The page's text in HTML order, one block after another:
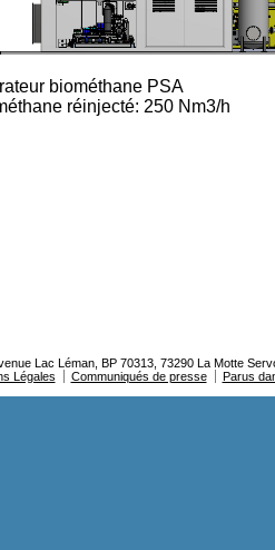
biométhane PSA
réinjecté: 250 Nm3/h
Lac Léman, BP 70313, 73290 La Motte
Légales Communiqués de presse Parus